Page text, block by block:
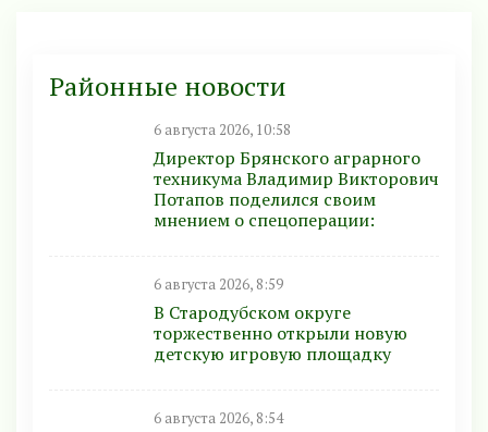
Районные новости
6 августа 2026, 10:58
Директор Брянского аграрного
техникума Владимир Викторович
Потапов поделился своим
мнением о спецоперации:
6 августа 2026, 8:59
В Стародубском округе
торжественно открыли новую
детскую игровую площадку
6 августа 2026, 8:54